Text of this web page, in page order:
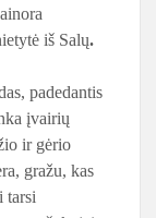
iš Salų.
padedantis
įvairių
ir gėrio
gražu, kas
tarsi